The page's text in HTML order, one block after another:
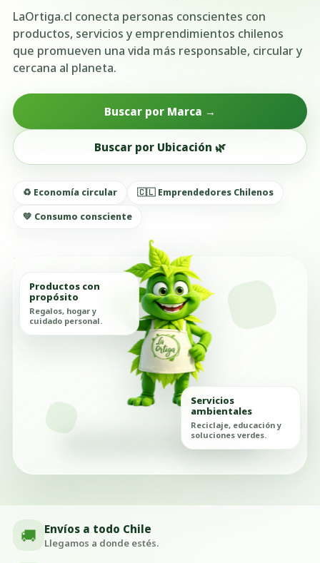
LaOrtiga.cl conecta personas conscientes con
productos, servicios y emprendimientos chilenos
que promueven una vida más responsable, circular y
cercana al planeta.
Buscar por Marca →
Buscar por Ubicación 🌿
♻️ Economía circular
🇨🇱 Emprendedores Chilenos
💚 Consumo consciente
Productos con
propósito
Regalos, hogar y
cuidado personal.
Servicios
ambientales
Reciclaje, educación y
soluciones verdes.
🚚 Envíos a todo Chile
Llegamos a donde estés.